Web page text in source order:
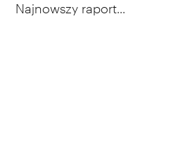
Najnowszy raport...